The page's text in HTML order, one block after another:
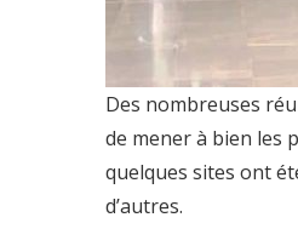
Des nombreuses
de mener à bien les
quelques sites ont
d’autres.